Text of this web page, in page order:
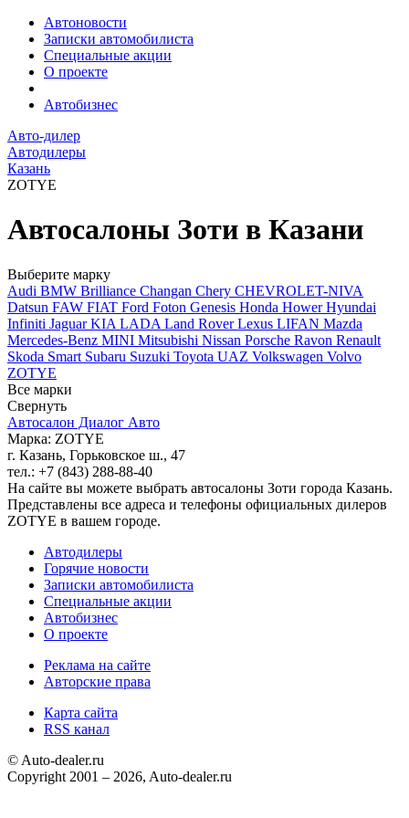
Автоновости
Записки автомобилиста
Специальные акции
О проекте
Автобизнес
Авто-дилер
Автодилеры
Казань
ZOTYE
Автосалоны Зоти в Казани
Выберите марку
Audi BMW Brilliance Changan Chery CHEVROLET-NIVA
Datsun FAW FIAT Ford Foton Genesis Honda HowerHyundai
Infiniti JaguarKIA LADA Land RoverLexus LIFAN Mazda
Mercedes-Benz MINI Mitsubishi Nissan Porsche Ravon Renault
Skoda Smart Subaru Suzuki Toyota UAZ Volkswagen Volvo
ZOTYE
Все марки
Свернуть
Автосалон Диалог Авто
Марка: ZOTYE
г. Казань, Горьковское ш., 47
тел.: +7 (843) 288-88-40
На сайте вы можете выбрать автосалоны Зоти города Казань.
Представлены все адреса и телефоны официальных дилеров
ZOTYE в вашем городе.
Автодилеры
Горячие новости
Записки автомобилиста
Специальные акции
Автобизнес
О проекте
Реклама на сайте
Авторские права
Карта сайта
RSS канал
© Auto-dealer.ru
Copyright 2001 – 2026, Auto-dealer.ru